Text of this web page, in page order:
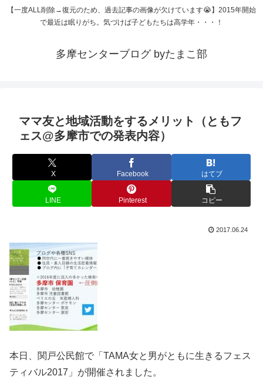
【一度ALL削除→復元のため、過去記事の画像が欠けています😭】2015年開始
で最近は眠りがち。気づけば子どもたちは高学年・・・！
多摩センターブログ byたまこ部
ママ友と地域活動をするメリット（ともフ
ェス@多摩市での発表内容）
X Facebook はてブ
LINE Pinterest コピー
2017.06.24
本日、関戸公民館で「TAMA女と男がともに生きるフェス
ティバル2017」が開催されました。